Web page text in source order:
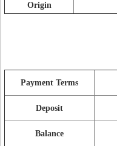
Origin
Payment Terms
Deposit
Balance